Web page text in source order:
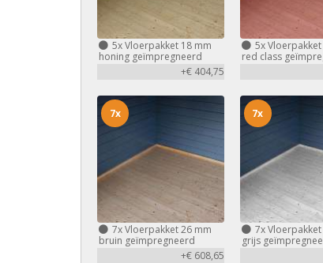
5xVloerpakket 18 mm
honing geïmpregneerd
+€ 404,75
5xVloerpakket
red class
7xVloerpakket 26 mm
bruin geïmpregneerd
+€ 608,65
7x
7xVloerpakket
grijs
7x